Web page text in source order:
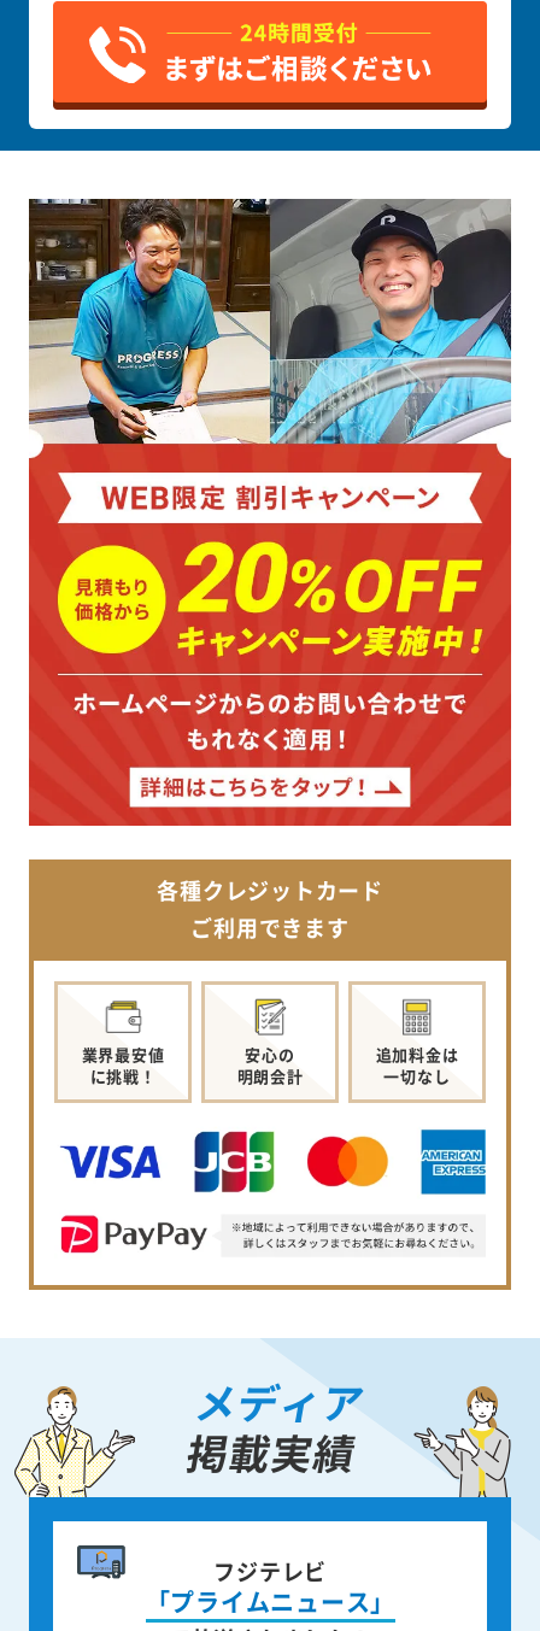
各種クレジットカード
ご利用できます
業界最安値
に挑戦！
安心の
明朗会計
追加料金は
一切なし
メディア
掲載実績
書籍出版
身近な人が
亡くなった後の遺品整理